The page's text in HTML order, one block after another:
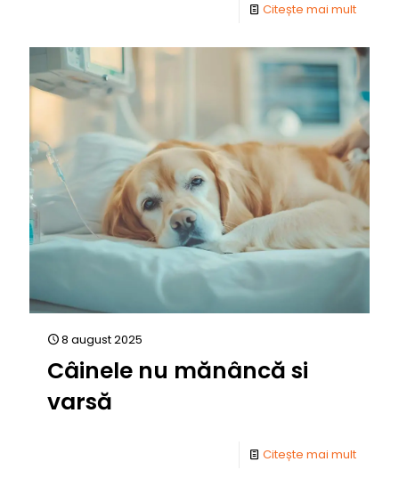
Citește mai mult
8 august 2025
Câinele nu mănâncă si
varsă
Citește mai mult